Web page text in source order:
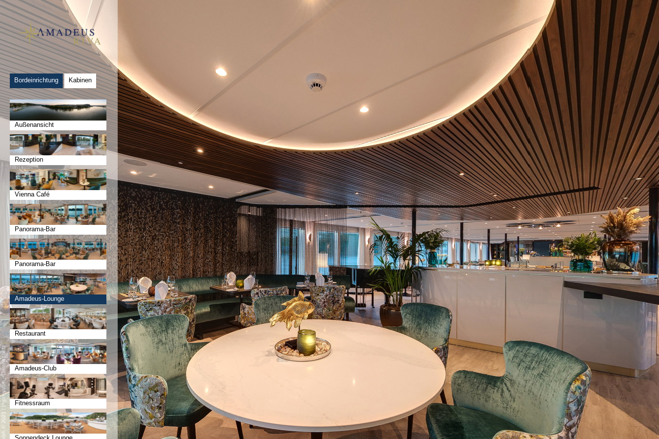
Bordeinrichtung Kabinen
Außenansicht
Rezeption
Vienna Café
Panorama-Bar
Panorama-Bar
Amadeus-Lounge
Restaurant
Amadeus-Club
Fitnessraum
/
Impressum
-
Datenschutz